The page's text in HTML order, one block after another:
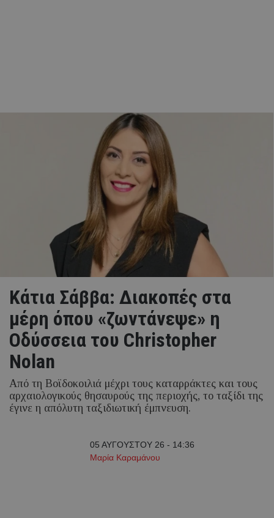
Κάτια Σάββα: Διακοπές στα
μέρη όπου «ζωντάνεψε» η
Οδύσσεια του Christopher
Nolan
Από τη Βοϊδοκοιλιά μέχρι τους καταρράκτες και τους
αρχαιολογικούς θησαυρούς της περιοχής, το ταξίδι της
έγινε η απόλυτη ταξιδιωτική έμπνευση.
05 ΑΥΓΟΥΣΤΟΥ 26 - 14:36
Μαρία Καραμάνου